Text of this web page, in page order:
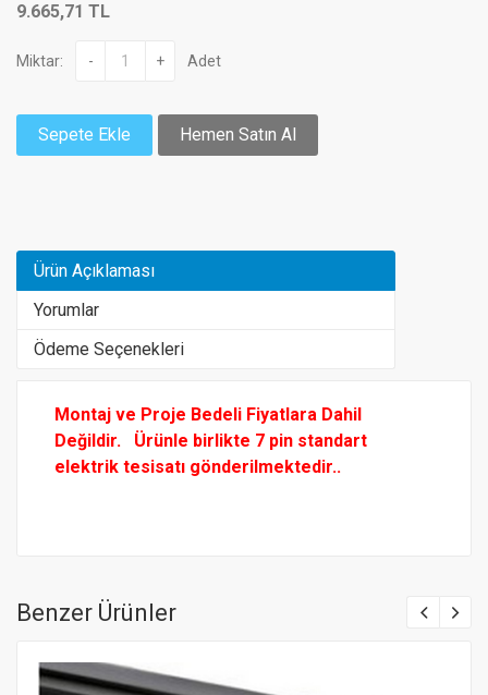
9.665,71 TL
Miktar: - + Adet
Sepete Ekle Hemen Satın Al
Ürün Açıklaması
Yorumlar
Ödeme Seçenekleri
Montaj ve Proje Bedeli Fiyatlara Dahil
Değildir. Ürünle birlikte 7 pin standart
elektrik tesisatı gönderilmektedir..
Benzer Ürünler